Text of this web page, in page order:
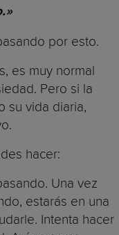
por esto.
es muy normal
Pero si la
su vida diaria,
hacer:
Una vez
estarás en una
Intenta hacer